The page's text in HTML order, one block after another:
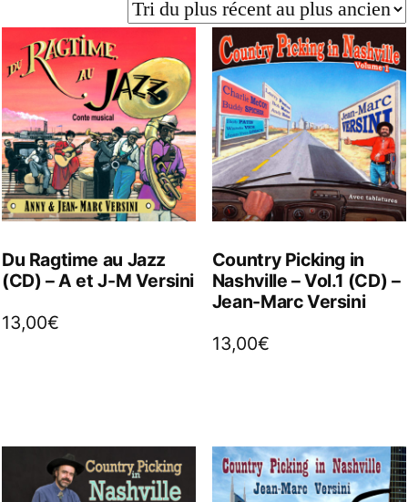
Du Ragtime au Jazz
(CD) – A et J-M Versini
13,00€
Country Picking in
Nashville – Vol.1 (CD) –
Jean-Marc Versini
13,00€